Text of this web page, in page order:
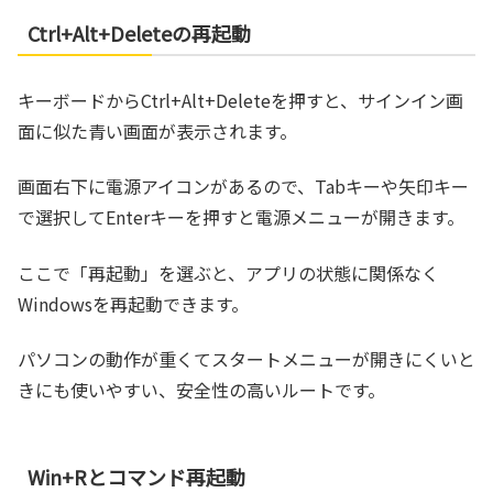
Ctrl+Alt+Deleteの再起動
キーボードからCtrl+Alt+Deleteを押すと、サインイン画
面に似た青い画面が表示されます。
画面右下に電源アイコンがあるので、Tabキーや矢印キー
で選択してEnterキーを押すと電源メニューが開きます。
ここで「再起動」を選ぶと、アプリの状態に関係なく
Windowsを再起動できます。
パソコンの動作が重くてスタートメニューが開きにくいと
きにも使いやすい、安全性の高いルートです。
Win+Rとコマンド再起動